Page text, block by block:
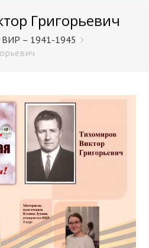
Menu
Григорьевич
– 1941-1945